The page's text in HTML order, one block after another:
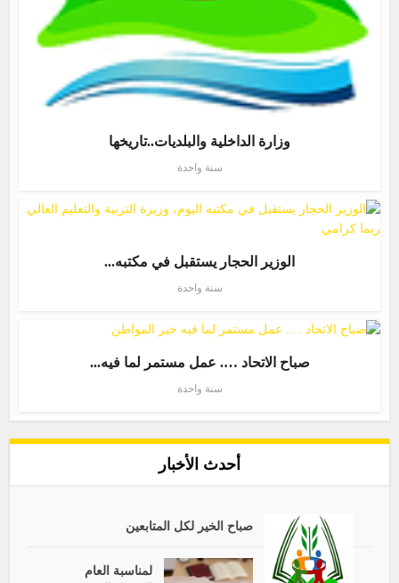
وزارة الداخلية والبلديات..تاريخها
سنة واحدة
الوزير الحجار يستقبل في مكتبه...
سنة واحدة
صباح الاتحاد …. عمل مستمر لما فيه...
سنة واحدة
أحدث الأخبار
صباح الخير لكل المتابعين
لمناسبة العام